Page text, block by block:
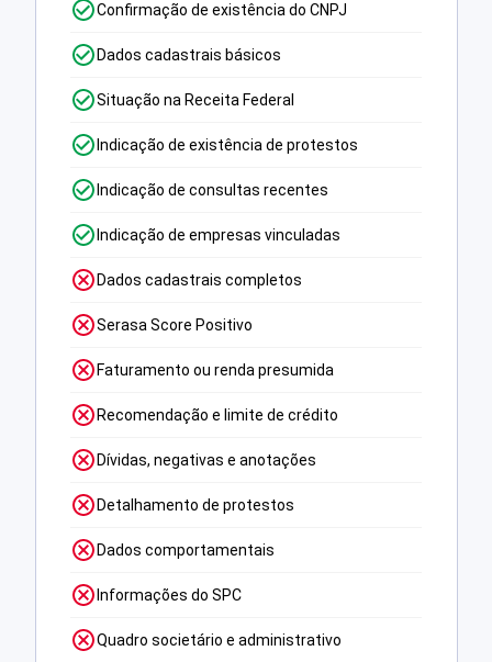
Confirmação de existência do CNPJ
Dados cadastrais básicos
Situação na Receita Federal
Indicação de existência de protestos
Indicação de consultas recentes
Indicação de empresas vinculadas
Dados cadastrais completos
Serasa Score Positivo
Faturamento ou renda presumida
Recomendação e limite de crédito
Dívidas, negativas e anotações
Detalhamento de protestos
Dados comportamentais
Informações do SPC
Quadro societário e administrativo